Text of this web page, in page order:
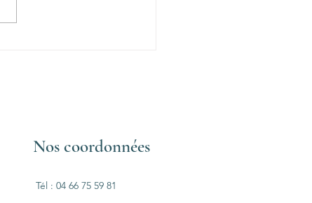
Nos coordonnées
Tél : 04 66 75 59 81